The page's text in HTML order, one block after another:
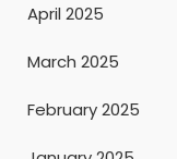
April 2025
March 2025
February 2025